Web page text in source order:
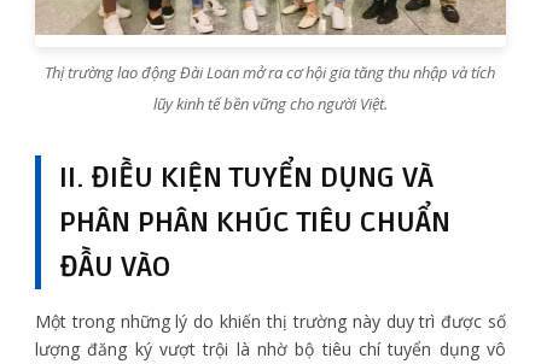
Thị trường lao động Đài Loan mở ra cơ hội gia tăng thu nhập và tích
lũy kinh tế bền vững cho người Việt.
II. ĐIỀU KIỆN TUYỂN DỤNG VÀ
PHÂN PHÂN KHÚC TIÊU CHUẨN
ĐẦU VÀO
Một trong những lý do khiến thị trường này duy trì được số
lượng đăng ký vượt trội là nhờ bộ tiêu chí tuyển dụng vô